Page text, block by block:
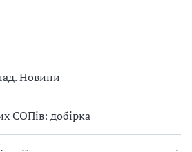
Новини
СОПів: добірка